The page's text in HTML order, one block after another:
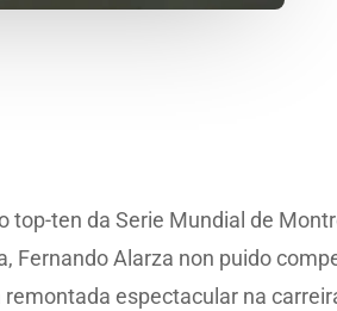
ten da Serie Mundial de
Fernando Alarza non puido
espectacular na